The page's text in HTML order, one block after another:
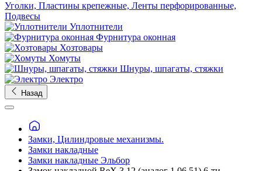
Уголки, Пластины крепежные, Ленты перфорированные,
Подвесы
Уплотнители
Фурнитура оконная
Хозтовары
Хомуты
Шнуры, шпагаты, стяжки
Электро
Назад
Замки, Цилиндровые механизмы.
Замки накладные
Замки накладные Эльбор